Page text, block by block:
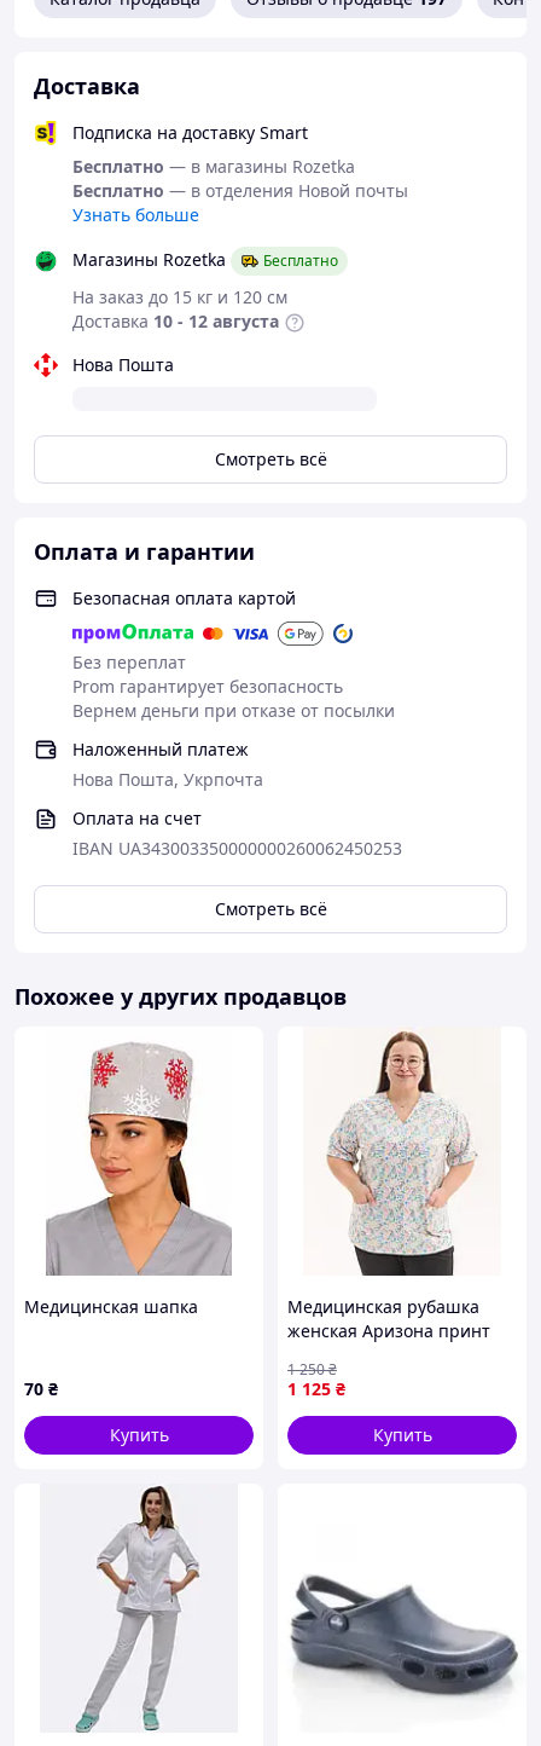
Доставка
Подписка на доставку Smart
Бесплатно — в магазины Rozetka
Бесплатно — в отделения Новой почты
Узнать больше
Магазины Rozetka
Бесплатно
На заказ до 15 кг и 120 см
Доставка 10 - 12 августа
Нова Пошта
Смотреть всё
Оплата и гарантии
Безопасная оплата картой
Без переплат
Prom гарантирует безопасность
Вернем деньги при отказе от посылки
Наложенный платеж
Нова Пошта, Укрпочта
Оплата на счет
IBAN UA343003350000000260062450253
Смотреть всё
Похожее у других продавцов
Медицинская шапка
70 ₴
Купить
Медицинская рубашка
женская Аризона принт
1 125 ₴
1 250₴
Купить